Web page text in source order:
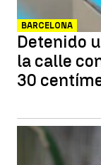
BARCELONA
Detenido
la calle
30